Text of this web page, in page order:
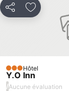
PartagerAjouter à
3 Étoiles
Hôtel
Y.O Inn
/Aucune évaluation